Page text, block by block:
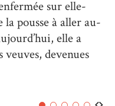
sur elle-
la pousse à aller au-
elle a
devenues